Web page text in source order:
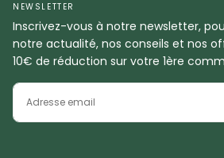
NEWSLETTER
Inscrivez-vous à notre newsletter,
notre actualité, nos conseils et nos
10€ de réduction sur votre 1ère
EMAIL